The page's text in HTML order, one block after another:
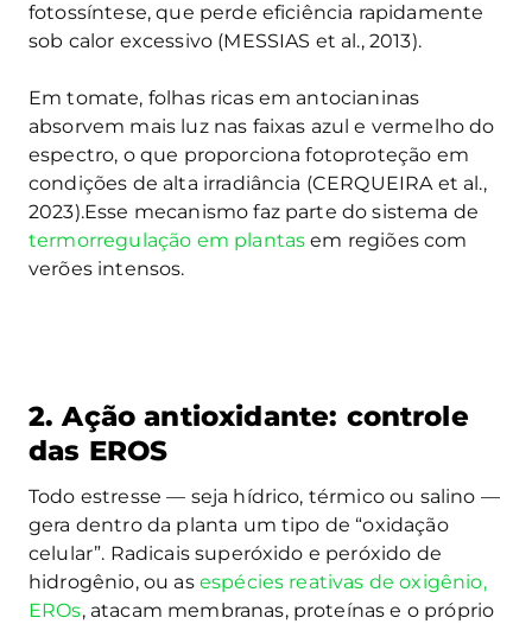
fotossíntese, que perde eficiência rapidamente
sob calor excessivo (MESSIAS et al., 2013).
Em tomate, folhas ricas em antocianinas
absorvem mais luz nas faixas azul e vermelho do
espectro, o que proporciona fotoproteção em
condições de alta irradiância (CERQUEIRA et al.,
2023).Esse mecanismo faz parte do sistema de
termorregulação em plantas em regiões com
verões intensos.
2. Ação antioxidante: controle
das EROS
Todo estresse — seja hídrico, térmico ou salino —
gera dentro da planta um tipo de “oxidação
celular”. Radicais superóxido e peróxido de
hidrogênio, ou as espécies reativas de oxigênio,
EROs, atacam membranas, proteínas e o próprio